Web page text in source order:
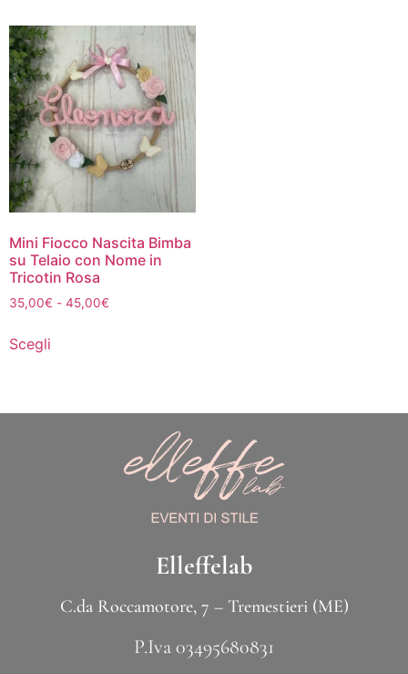
Mini Fiocco Nascita Bimba
su Telaio con Nome in
Tricotin Rosa
35,00€ - 45,00€
Scegli
Elleffelab
C.da Roccamotore, 7 – Tremestieri (ME)
P.Iva 03495680831